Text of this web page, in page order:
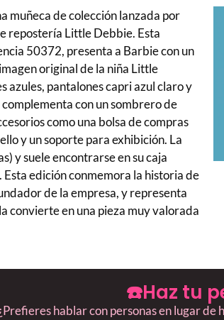
muñeca de colección lanzada por
repostería Little Debbie. Esta
50372, presenta a Barbie con un
original de la niña Little
azules, pantalones capri azul claro y
con un sombrero de
como una bolsa de compras
y un soporte para exhibición. La
y suele encontrarse en su caja
edición conmemora la historia de
de la empresa, y representa
convierte en una pieza muy valorada
☎️Haz tu
hablar con personas en lugar de